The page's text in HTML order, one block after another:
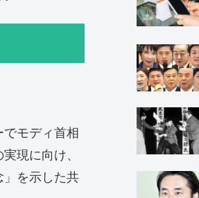
モディ首相
現に向け、
」を示した共